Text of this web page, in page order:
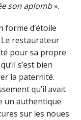
son aplomb».
forme d’étoile
Le restaurateur
pour sa propre
s’est bien
la paternité.
qu’il avait
un authentique
sur les noues